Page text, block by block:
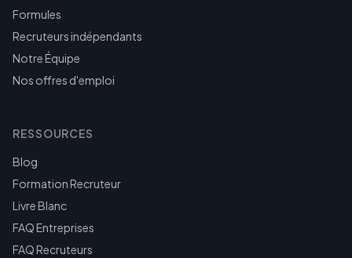
Formules
Recruteurs indépendants
Notre Équipe
Nos offres d'emploi
RESSOURCES
Blog
Formation Recruteur
Livre Blanc
FAQ Entreprises
FAQ Recruteurs